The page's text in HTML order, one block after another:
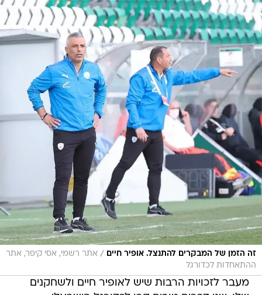
זה הזמן של המבקרים להתנצל. אופיר חיים / אתר רשמי, אסי קיפר, אתר
ההתאחדות לכדורגל
מעבר לזכויות הרבות שיש לאופיר חיים ולשחקנים